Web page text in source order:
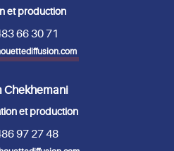
et production
66 30 71
Chekhemani
et production
97 27 48